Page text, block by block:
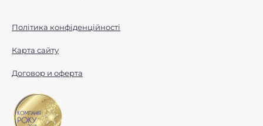
Політика конфіденційності
Карта сайту
Договор и оферта